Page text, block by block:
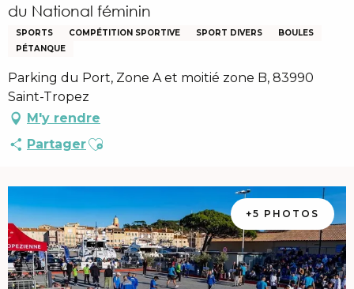
du National féminin
SPORTS COMPÉTITION SPORTIVE SPORT DIVERS
BOULES
PÉTANQUE
Parking du Port, Zone A et moitié zone B, 83990
Saint-Tropez
M'y rendre
PartagerAjouter aux favoris
+5 PHOTOS